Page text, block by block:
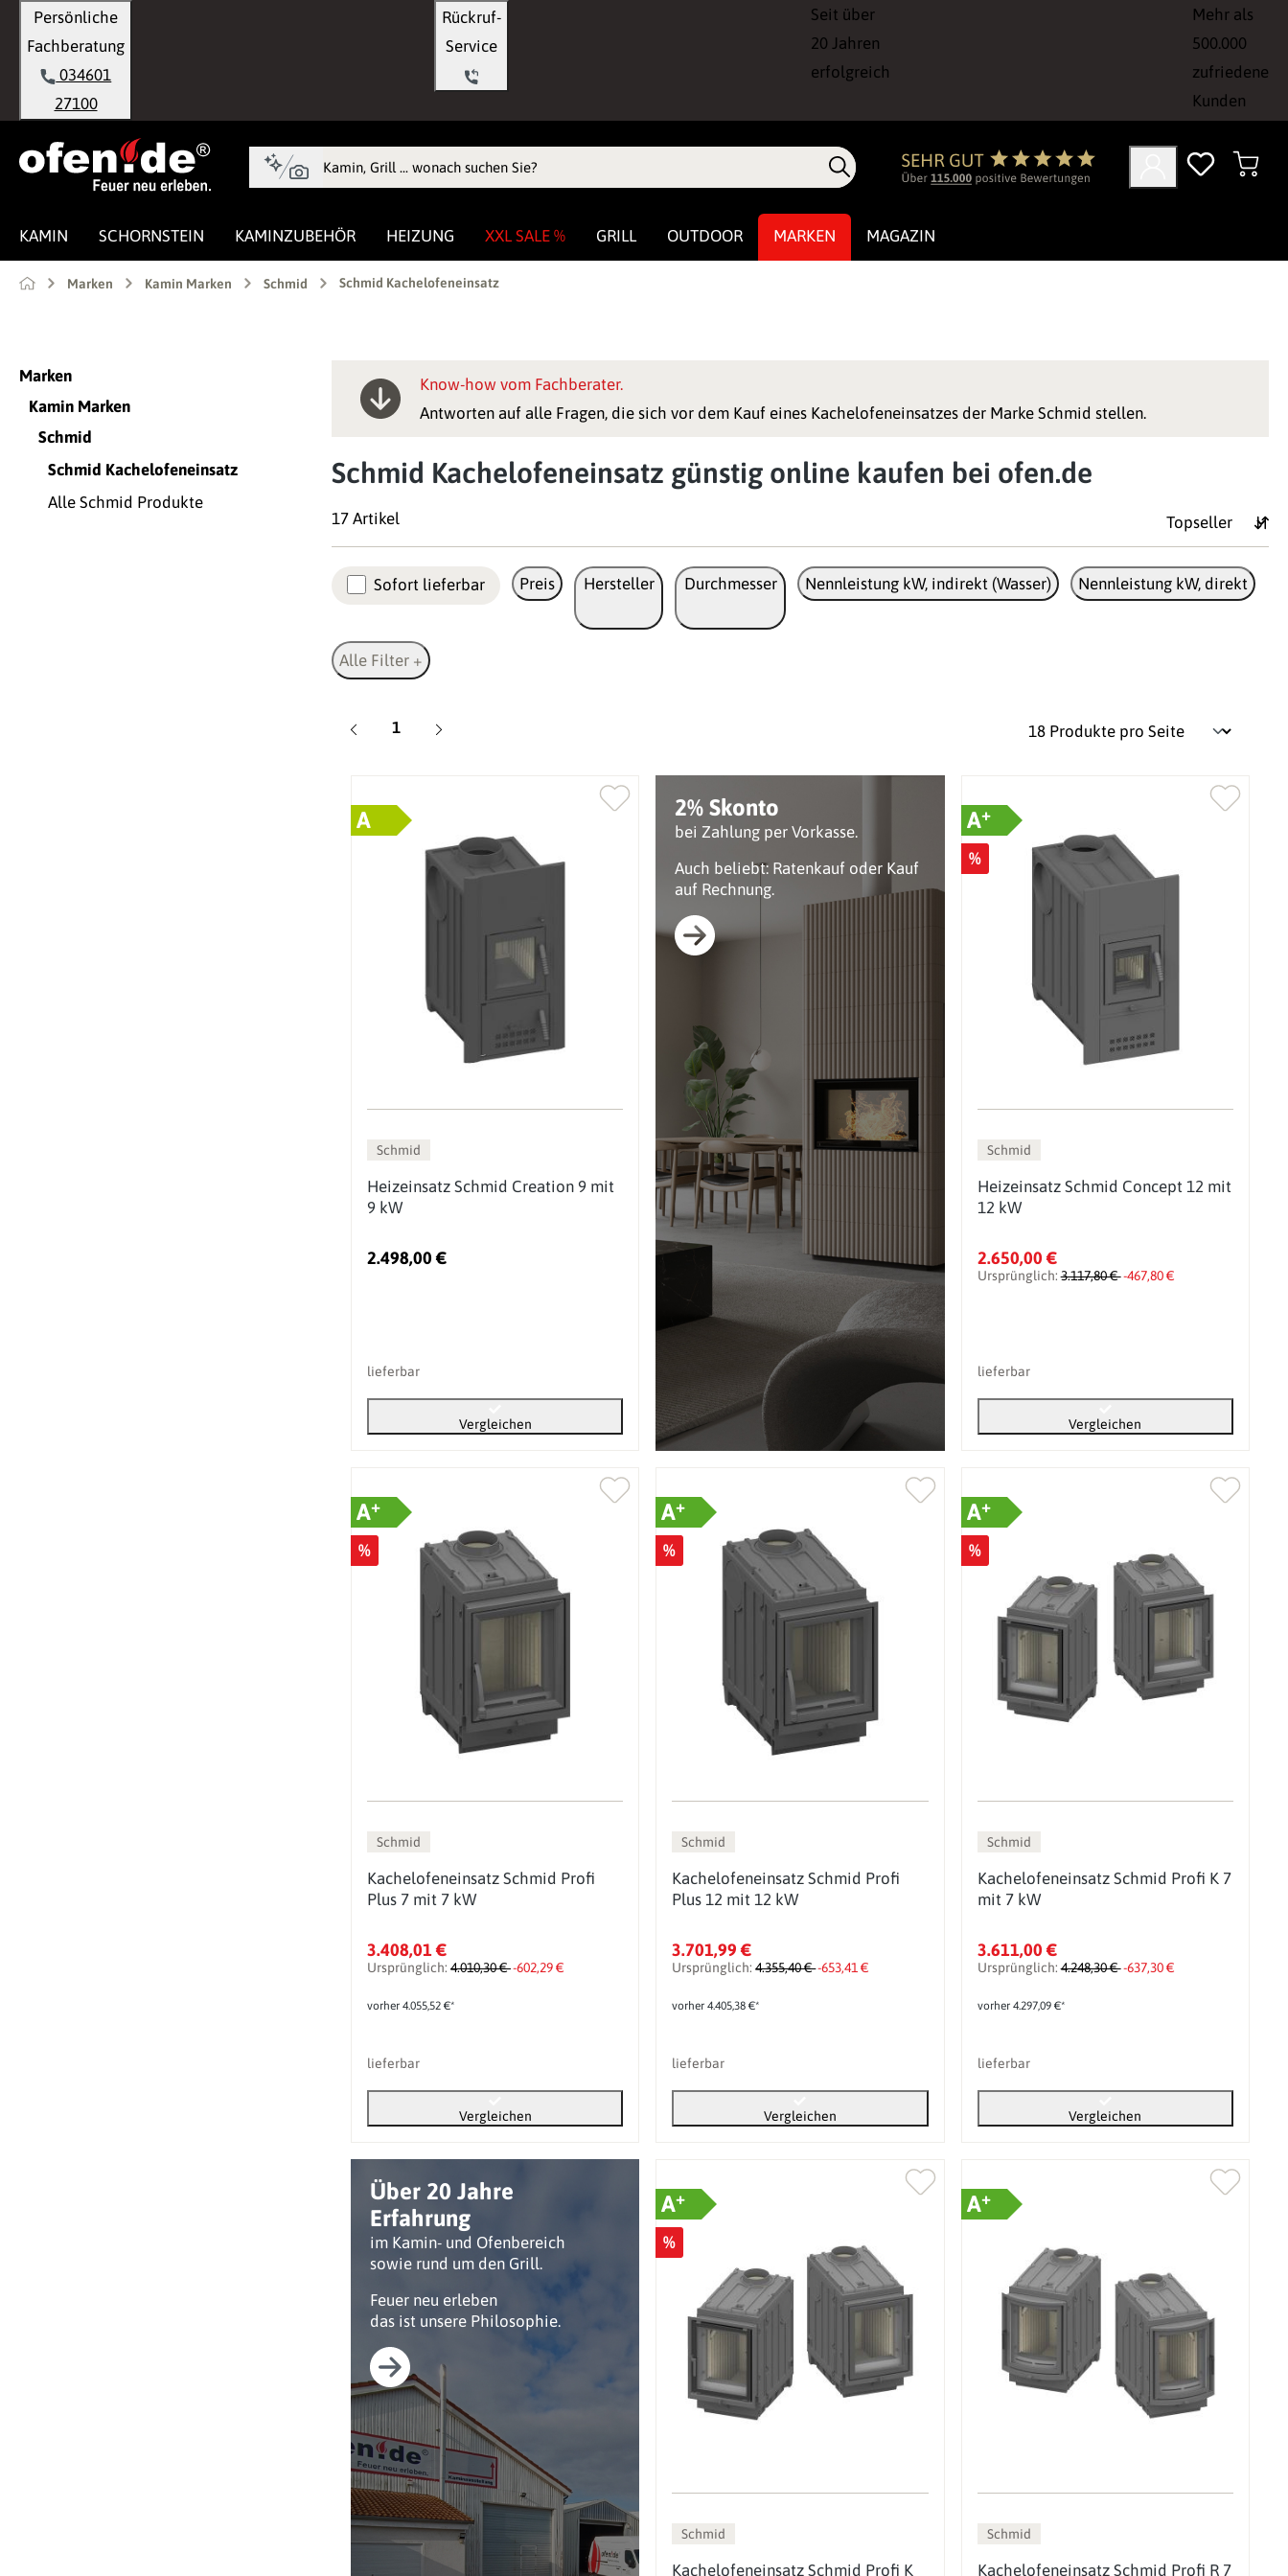
Zur Hauptnavigation springen
Persönliche
Fachberatung
034601
27100
Rückruf-
Seit über
20 Jahren
erfolgreich
Mehr als
500.000
zufriedene
Kunden
KAMIN SCHORNSTEIN KAMINZUBEHÖR HEIZUNG XXL SALE % GRILL OUTDOOR MARKEN MAGAZIN
Marken Kamin Marken Schmid Schmid Kachelofeneinsatz
Marken
Kamin Marken
Schmid
Schmid Kachelofeneinsatz
Alle Schmid Produkte
Know-how vom Fachberater.
Antworten auf alle Fragen, die sich vor dem Kauf eines Kachelofeneinsatzes der Marke Schmid stellen.
Schmid Kachelofeneinsatz günstig online kaufen bei ofen.de
17 Artikel
Sofort lieferbar Preis Hersteller Durchmesser Nennleistung kW, indirekt (Wasser) Nennleistung kW, direkt
Alle Filter +
Seite
1
2% Skonto
bei Zahlung per Vorkasse.
Auch beliebt: Ratenkauf oder Kauf
auf Rechnung.
Über 20 Jahre
Erfahrung
im Kamin- und Ofenbereich
sowie rund um den Grill.
Feuer neu erleben
das ist unsere Philosophie.
A
Schmid
Heizeinsatz Schmid Creation 9 mit
9 kW
2.498,00 €
lieferbar
Vergleichen
A+
%
Schmid
Heizeinsatz Schmid Concept 12 mit
12 kW
2.650,00 €
Ursprünglich:3.117,80 €-467,80 €
lieferbar
Vergleichen
A+
%
Schmid
Kachelofeneinsatz Schmid Profi
Plus 7 mit 7 kW
3.408,01 €
Ursprünglich: 4.010,30 €-602,29 €
vorher 4.055,52 €*
lieferbar
Vergleichen
A+
%
Schmid
Kachelofeneinsatz Schmid Profi
Plus 12 mit 12 kW
3.701,99 €
Ursprünglich:4.355,40 €-653,41 €
vorher 4.405,38 €*
lieferbar
Vergleichen
A+
%
Schmid
Kachelofeneinsatz Schmid Profi K 7
mit 7 kW
3.611,00 €
Ursprünglich:4.248,30 €-637,30 €
vorher 4.297,09 €*
lieferbar
Vergleichen
A+
%
Schmid
Kachelofeneinsatz Schmid Profi K
A+
Schmid
Kachelofeneinsatz Schmid Profi R 7